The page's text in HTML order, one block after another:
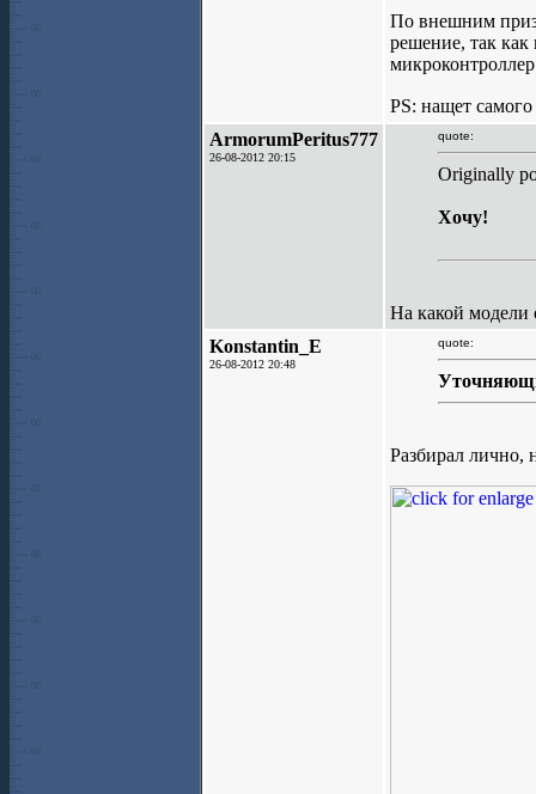
По внешним
решение, так как
PS: нащет
ArmorumPeritus777
26-08-2012 20:15
quote:
Originally
Хочу!
На какой модели
Konstantin_E
26-08-2012 20:48
quote:
Разбирал лично,